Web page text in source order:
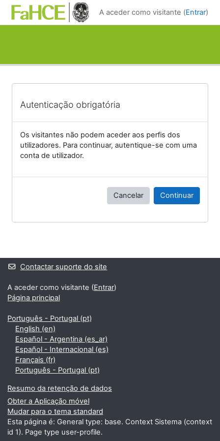
Ir para o conteúdo principal
A aceder como visitante (Entrar)
Autenticação obrigatória
Os visitantes não podem aceder aos perfis dos
utilizadores. Para continuar, autentique-se com uma
conta de utilizador.
Cancelar Continuar
Blocos adicionais
Contactar suporte do site
A aceder como visitante (Entrar)
Página principal
Português - Portugal ‎(pt)‎
English ‎(en)‎
Español - Argentina ‎(es_ar)‎
Español - Internacional ‎(es)‎
Français ‎(fr)‎
Português - Portugal ‎(pt)‎
Resumo da retenção de dados
Obter a Aplicação móvel
Mudar para o tema standard
Esta página é: General type: base. Context Sistema (context
id 1). Page type user-profile.